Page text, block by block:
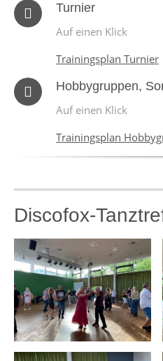
Turnier
Auf einen Klick
Trainingsplan Turnier
Hobbygruppen,
Auf einen Klick
Trainingsplan
Discofox-